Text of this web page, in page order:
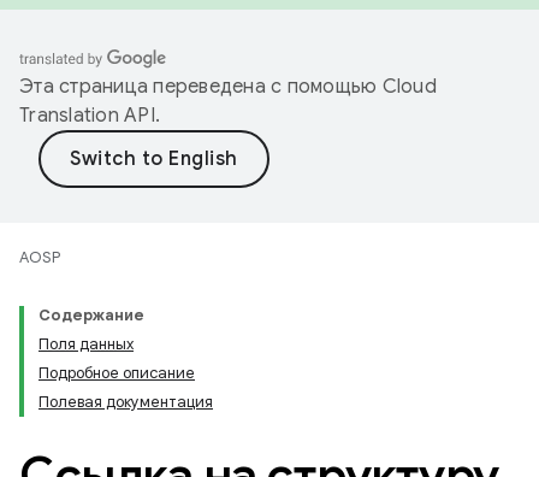
Эта страница переведена с помощью Cloud
Translation API.
AOSP
Содержание
Поля данных
Подробное описание
Полевая документация